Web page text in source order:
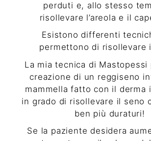
perduti e, allo stesso
risollevare l’areola e il
Esistono differenti
permettono di risollevare
La mia tecnica di Mastopessi
creazione di un reggiseno
mammella fatto con il derma
in grado di risollevare il seno
ben più duraturi!
Se la paziente desidera